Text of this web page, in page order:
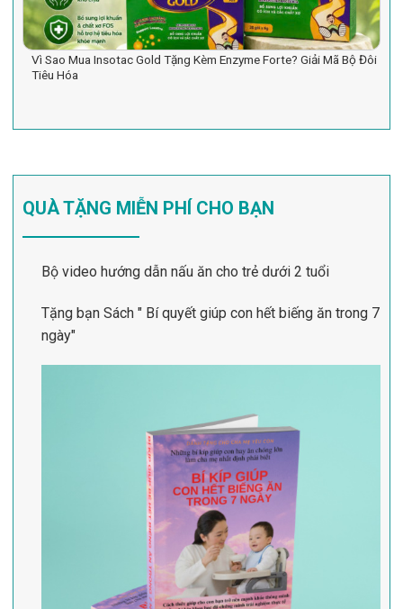
Vì Sao Mua Insotac Gold Tặng Kèm Enzyme Forte? Giải Mã Bộ Đôi
Tiêu Hóa
QUÀ TẶNG MIỄN PHÍ CHO BẠN
Bộ video hướng dẫn nấu ăn cho trẻ dưới 2 tuổi
Tặng bạn Sách " Bí quyết giúp con hết biếng ăn trong 7
ngày"